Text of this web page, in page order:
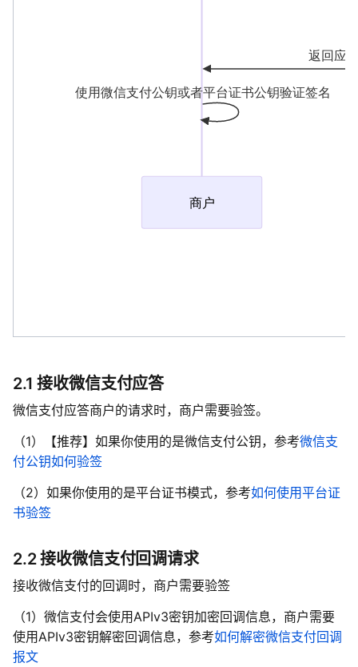
2.1 接收微信支付应答
微信支付应答商户的请求时，商户需要验签。
（1）【推荐】如果你使用的是微信支付公钥，参考微信支
付公钥如何验签
（2）如果你使用的是平台证书模式，参考如何使用平台证
书验签
2.2 接收微信支付回调请求
接收微信支付的回调时，商户需要验签
（1）微信支付会使用APIv3密钥加密回调信息，商户需要
使用APIv3密钥解密回调信息，参考如何解密微信支付回调
报文